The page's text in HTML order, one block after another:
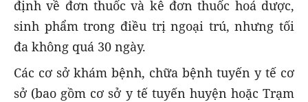
định về đơn thuốc và kê đơn thuốc hoá dược,
sinh phẩm trong điều trị ngoại trú, nhưng tối
đa không quá 30 ngày.
Các cơ sở khám bệnh, chữa bệnh tuyến y tế cơ
sở (bao gồm cơ sở y tế tuyến huyện hoặc Trạm